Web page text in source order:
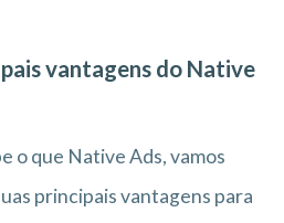
vantagens do Native
o que Native Ads, vamos
principais vantagens para